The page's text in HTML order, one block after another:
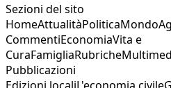
Sezioni del sito
HomeAttualitàPoliticaMondo
CommentiEconomiaVita e
CuraFamigliaRubriche
Pubblicazioni